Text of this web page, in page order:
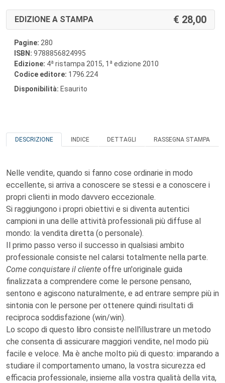
EDIZIONE A STAMPA 28,00
Pagine: 280
ISBN: 9788856824995
Edizione: 4a ristampa 2015, 1 a edizione 2010
Codice editore: 1796.224
Disponibilità: Esaurito
DESCRIZIONE INDICE DETTAGLI RASSEGNA STAMPA
Nelle vendite, quando si fanno cose ordinarie in modo
eccellente, si arriva a conoscere se stessi e a conoscere i
propri clienti in modo davvero eccezionale.
Si raggiungono i propri obiettivi e si diventa autentici
campioni in una delle attività professionali più diffuse al
mondo: la vendita diretta (o personale).
Il primo passo verso il successo in qualsiasi ambito
professionale consiste nel calarsi totalmente nella parte.
Come conquistare il cliente offre un'originale guida
finalizzata a comprendere come le persone pensano,
sentono e agiscono naturalmente, e ad entrare sempre più in
sintonia con le persone per ottenere quindi risultati di
reciproca soddisfazione (win/win).
Lo scopo di questo libro consiste nell'illustrare un metodo
che consenta di assicurare maggiori vendite, nel modo più
facile e veloce. Ma è anche molto più di questo: imparando a
studiare il comportamento umano, la vostra sicurezza ed
efficacia professionale, insieme alla vostra qualità della vita,